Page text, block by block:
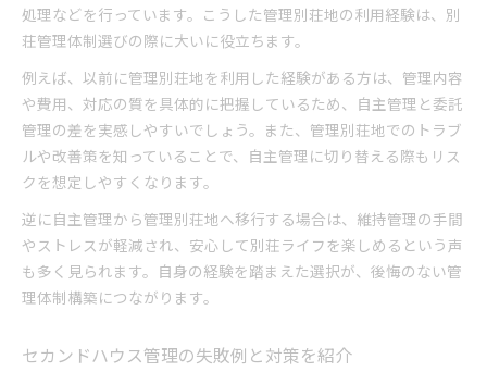
処理などを行っています。こうした管理別荘地の利用経験は、別
荘管理体制選びの際に大いに役立ちます。
例えば、以前に管理別荘地を利用した経験がある方は、管理内容
や費用、対応の質を具体的に把握しているため、自主管理と委託
管理の差を実感しやすいでしょう。また、管理別荘地でのトラブ
ルや改善策を知っていることで、自主管理に切り替える際もリス
クを想定しやすくなります。
逆に自主管理から管理別荘地へ移行する場合は、維持管理の手間
やストレスが軽減され、安心して別荘ライフを楽しめるという声
も多く見られます。自身の経験を踏まえた選択が、後悔のない管
理体制構築につながります。
セカンドハウス管理の失敗例と対策を紹介